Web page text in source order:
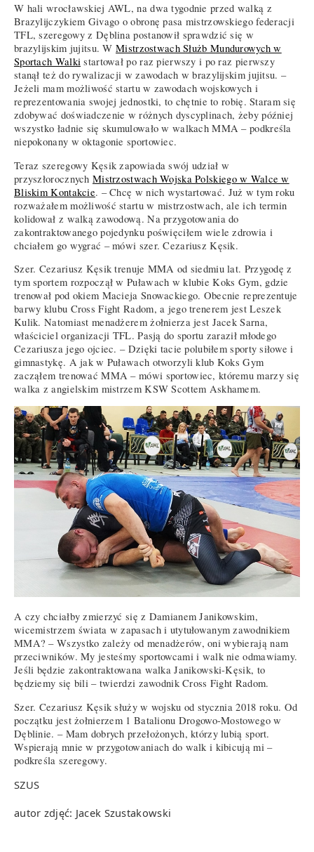
W hali wrocławskiej AWL, na dwa tygodnie przed walką z
Brazylijczykiem Givago o obronę pasa mistrzowskiego federacji
TFL, szeregowy z Dęblina postanowił sprawdzić się w
brazylijskim jujitsu. WMistrzostwach Służb Mundurowych w
Sportach Walki startował po raz pierwszy i po raz pierwszy
stanął też do rywalizacji w zawodach w brazylijskim jujitsu. –
Jeżeli mam możliwość startu w zawodach wojskowych i
reprezentowania swojej jednostki, to chętnie to robię. Staram się
zdobywać doświadczenie w różnych dyscyplinach, żeby później
wszystko ładnie się skumulowało w walkach MMA – podkreśla
niepokonany w oktagonie sportowiec.
Teraz szeregowy Kęsik zapowiada swój udział w
przyszłorocznych Mistrzostwach Wojska Polskiego w Walce w
Bliskim Kontakcie. – Chcę w nich wystartować. Już w tym roku
rozważałem możliwość startu w mistrzostwach, ale ich termin
kolidował z walką zawodową. Na przygotowania do
zakontraktowanego pojedynku poświęciłem wiele zdrowia i
chciałem go wygrać – mówi szer. Cezariusz Kęsik.
Szer. Cezariusz Kęsik trenuje MMA od siedmiu lat. Przygodę z
tym sportem rozpoczął w Puławach w klubie Koks Gym, gdzie
trenował pod okiem Macieja Snowackiego. Obecnie reprezentuje
barwy klubu Cross Fight Radom, a jego trenerem jest Leszek
Kulik. Natomiast menadżerem żołnierza jest Jacek Sarna,
właściciel organizacji TFL. Pasją do sportu zaraził młodego
Cezariusza jego ojciec. – Dzięki tacie polubiłem sporty siłowe i
gimnastykę. A jak w Puławach otworzyli klub Koks Gym
zacząłem trenować MMA – mówi sportowiec, któremu marzy się
walka z angielskim mistrzem KSW Scottem Askhamem.
A czy chciałby zmierzyć się z Damianem Janikowskim,
wicemistrzem świata w zapasach i utytułowanym zawodnikiem
MMA? – Wszystko zależy od menadżerów, oni wybierają nam
przeciwników. My jesteśmy sportowcami i walk nie odmawiamy.
Jeśli będzie zakontraktowana walka Janikowski-Kęsik, to
będziemy się bili – twierdzi zawodnik Cross Fight Radom.
Szer. Cezariusz Kęsik służy w wojsku od stycznia 2018 roku. Od
początku jest żołnierzem 1 Batalionu Drogowo-Mostowego w
Dęblinie. – Mam dobrych przełożonych, którzy lubią sport.
Wspierają mnie w przygotowaniach do walk i kibicują mi –
podkreśla szeregowy.
SZUS
autor zdjęć: Jacek Szustakowski